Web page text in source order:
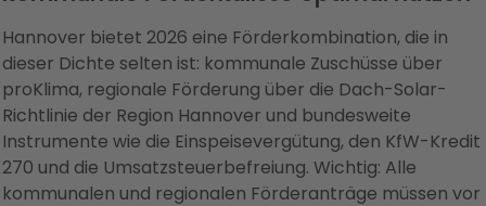
Hannover bietet 2026 eine Förderkombination, die in
dieser Dichte selten ist: kommunale Zuschüsse über
proKlima, regionale Förderung über die Dach-Solar-
Richtlinie der Region Hannover und bundesweite
Instrumente wie die Einspeisevergütung, den KfW-Kredit
270 und die Umsatzsteuerbefreiung. Wichtig: Alle
kommunalen und regionalen Förderanträge müssen vor